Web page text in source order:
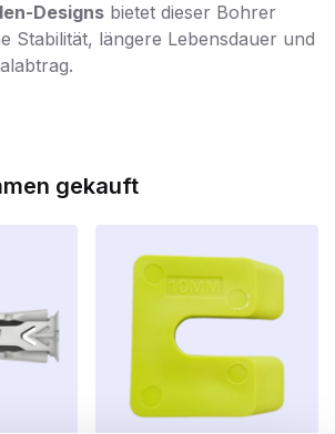
Designs bietet dieser Bohrer
Stabilität, längere Lebensdauer und
Bohrhammer
für eine100%ige
homogenen Ganzen
macht den Bohrer extrem
gegen hohe Belastungen und
entscheidender Vorteil gegenüber
im Bohrer sind perfekt auf
gekauft